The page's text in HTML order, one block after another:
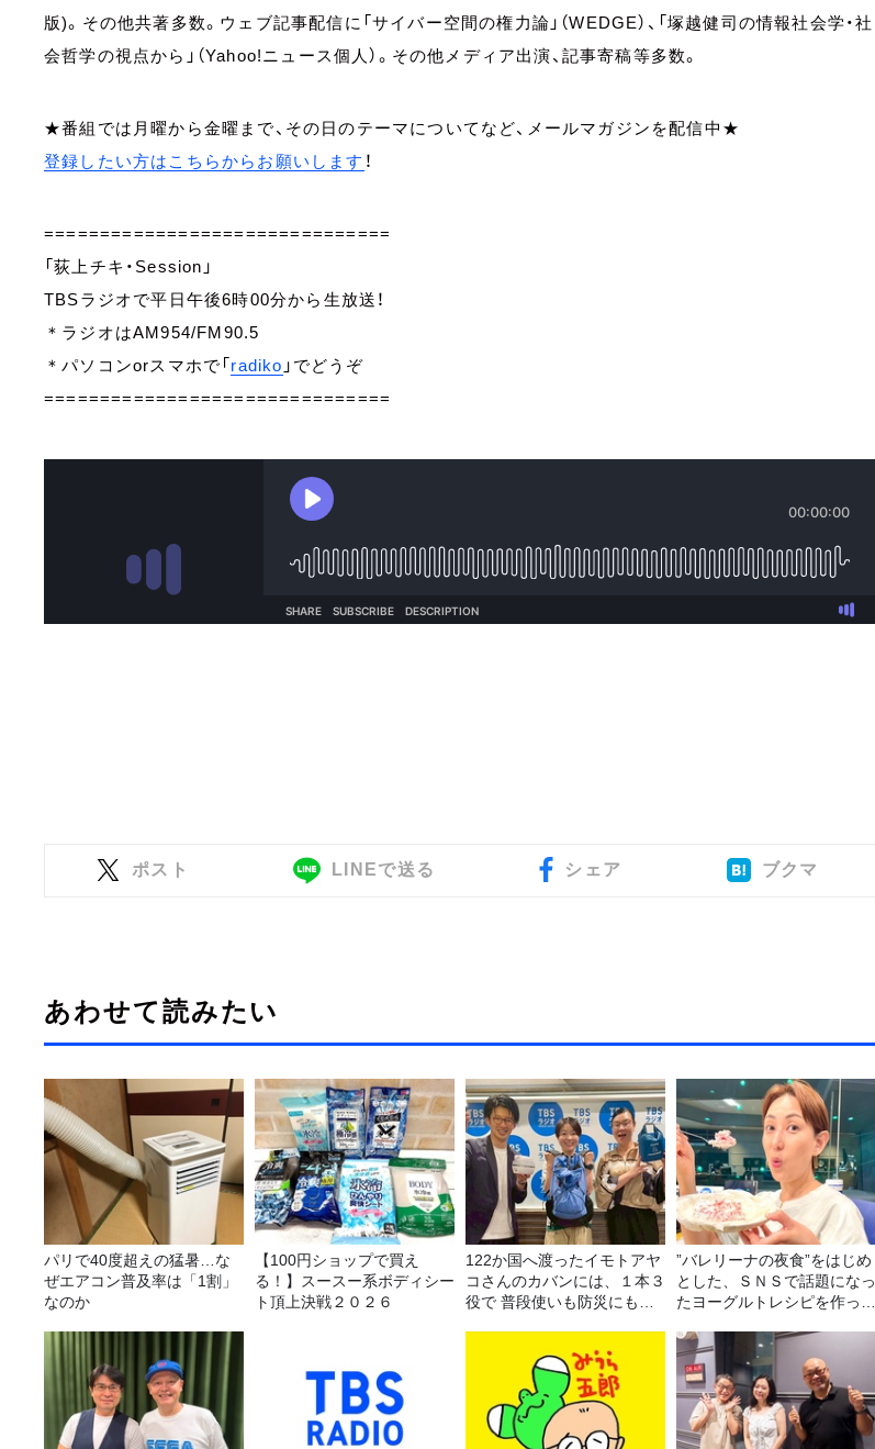
版)。その他共著多数。ウェブ記事配信に「サイバー空間の権力論」（WEDGE）、「塚越健司の情報社会学・社
会哲学の視点から」（Yahoo!ニュース個人）。その他メディア出演、記事寄稿等多数。
★番組では月曜から金曜まで、その日のテーマについてなど、メールマガジンを配信中★
登録したい方はこちらからお願いします ！
===============================
「荻上チキ・Session」
TBSラジオで平日午後6時00分から生放送！
＊ラジオはAM954/FM90.5
＊パソコンorスマホで「 radiko 」でどうぞ
===============================
ポスト LINEで送る シェア ブクマ
あわせて読みたい
パリで40度超えの猛暑…な
ぜエアコン普及率は「1割」
なのか
【100円ショップで買え
る！】スースー系ボディシー
ト頂上決戦２０２６
122か国へ渡ったイモトアヤ
コさんのカバンには、１本３
役で 普段使いも防災にもな
”バレリーナの夜食”をはじめ
とした、ＳＮＳで話題になっ
たヨーグルトレシピを作って